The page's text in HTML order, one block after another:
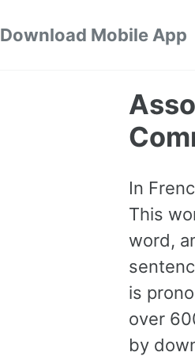
Download Mobile App
In
This
word,
is
over
by